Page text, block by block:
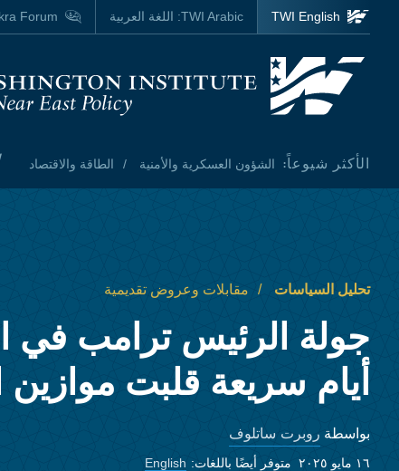
Skip to main content
Homepage
الأكثر شيوعاً: الشؤون العسكرية والأمنية الطاقة والاقتصاد
TWI English
TWI Arabic: اللغة العربية Forum
تحليل السياسات مقابلات وعروض تقديمية
جولة الرئيس ترامب في
أيام سريعة قلبت موازين
بواسطة روبرت ساتلوف
١٦ مايو ٢٠٢٥ متوفر أيضًا باللغات: English